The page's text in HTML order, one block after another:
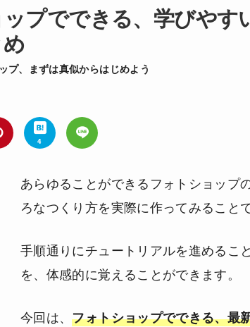
プでできる、学びやす
プ、まずは真似からはじめよう
4
あらゆることができるフォトショップ
ろなつくり方を実際に作ってみること
手順通りにチュートリアルを進めるこ
を、体感的に覚えることができます。
今回は、フォトショップでできる、最